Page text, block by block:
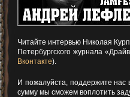
Читайте интервью Николая
Петербургского журнала
Вконтакте).
И пожалуйста, поддержите нас
сумму мы сможем воплотить